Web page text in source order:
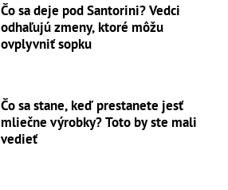
Čo sa deje pod Santorini? Vedci
odhaľujú zmeny, ktoré môžu
ovplyvniť sopku
Čo sa stane, keď prestanete jesť
mliečne výrobky? Toto by ste mali
vedieť